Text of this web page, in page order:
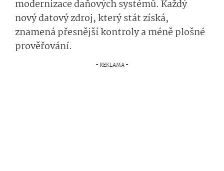
modernizace daňových systémů. Každý
nový datový zdroj, který stát získá,
znamená přesnější kontroly a méně plošné
prověřování.